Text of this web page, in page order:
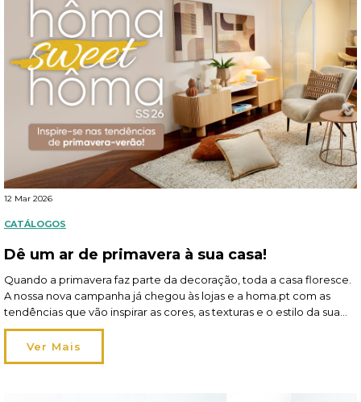
12 Mar 2026
CATÁLOGOS
Dê um ar de primavera à sua casa!
Quando a primavera faz parte da decoração, toda a casa floresce.
A nossa nova campanha já chegou às lojas e a homa.pt com as
tendências que vão inspirar as cores, as texturas e o estilo da sua
hôma sweet hôma! A estação pede leveza — no tom e na
atmosfera — e a perfeição dá […]
Ver Mais